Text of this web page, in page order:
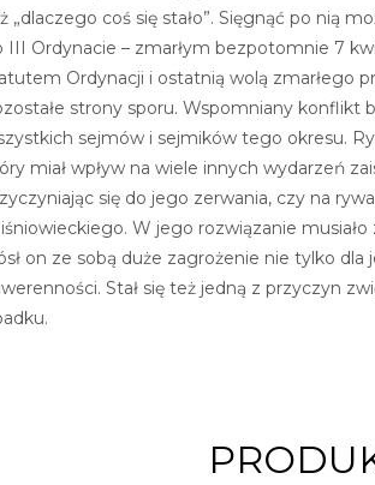
„dlaczego coś się stało”. Sięgnąć po nią
III Ordynacie – zmarłym bezpotomnie 7
Ordynacji i ostatnią wolą zmarłego
strony sporu. Wspomniany konflikt
sejmów i sejmików tego okresu.
miał wpływ na wiele innych wydarzeń
się do jego zerwania, czy na
W jego rozwiązanie
on ze sobą duże zagrożenie nie tylko
Stał się też jedną z przyczyn